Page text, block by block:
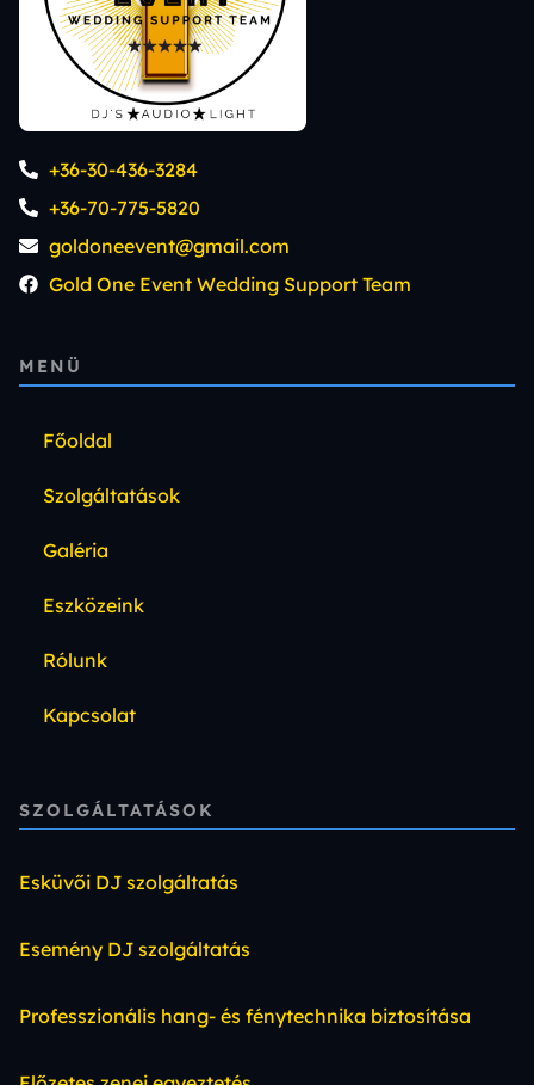
+36-30-436-3284
+36-70-775-5820
goldoneevent@gmail.com
Gold One Event Wedding Support Team
MENÜ
Főoldal
Szolgáltatások
Galéria
Eszközeink
Rólunk
Kapcsolat
SZOLGÁLTATÁSOK
Esküvői DJ szolgáltatás
Esemény DJ szolgáltatás
Professzionális hang- és fénytechnika biztosítása